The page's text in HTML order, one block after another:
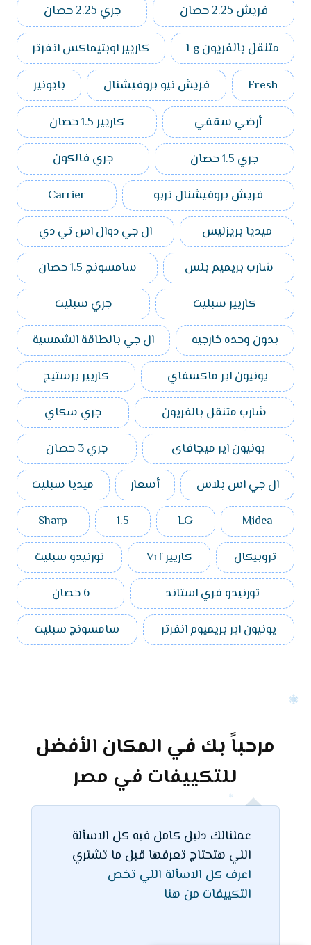
فريش 2.25 حصان
جري 2.25 حصان
متنقل بالفريون Lg
كاريير اوبتيماكس انفرتر
Fresh
فريش نيو بروفيشنال
بايونير
أرضي سقفي
كاريير 1.5 حصان
جري 1.5 حصان
جري فالكون
فريش بروفيشنال تربو
Carrier
ميديا بريزليس
ال جي دوال اس تي دي
شارب بريميم بلس
سامسونج 1.5 حصان
كاريير سبليت
جري سبليت
بدون وحده خارجيه
ال جي بالطاقة الشمسية
يونيون اير ماكسفاي
كاريير برستيج
شارب متنقل بالفريون
جري سكاي
يونيون اير ميجافاى
جري 3 حصان
ال جي اس بلاس
أسعار
ميديا سبليت
Midea
LG
1.5
Sharp
تروبيكال
كاريير Vrf
تورنيدو سبليت
تورنيدو فري استاند
6 حصان
يونيون اير بريميوم انفرتر
سامسونج سبليت
مرحباً بك في المكان الأفضل
للتكييفات في مصر
عملنالك دليل كامل فيه كل الاسألة
اللي هتحتاج تعرفها قبل ما تشتري
اعرف كل الاسألة اللي تخص
التكييفات من هنا